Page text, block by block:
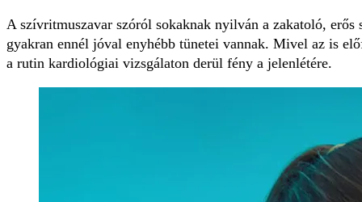
A szívritmuszavar szóról sokaknak nyilván a zakatoló, erős
gyakran ennél jóval enyhébb tünetei vannak. Mivel az is
a rutin kardiológiai vizsgálaton derül fény a jelenlétére.